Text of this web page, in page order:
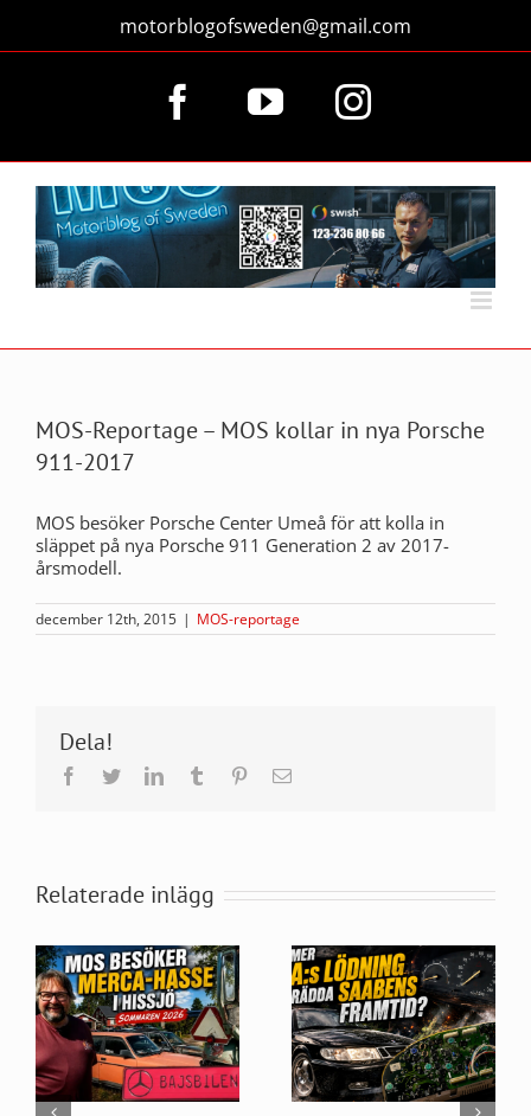
innehållet
motorblogofsweden@gmail.com
FacebookYouTubeInstagram
MOS-Reportage – MOS kollar in nya Porsche
911-2017
MOS besöker Porsche Center Umeå för att kolla in
släppet på nya Porsche 911 Generation 2 av 2017-
årsmodell.
december 12th, 2015 | MOS-reportage
Dela!
Facebook
TwitterLinkedInTumblr Pinterest
E-
Relaterade inlägg